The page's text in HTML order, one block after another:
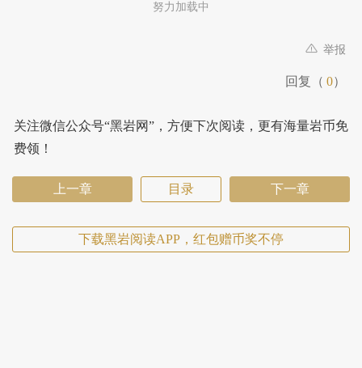
努力加载中
举报
回复（ 0）
关注微信公众号“黑岩网”，方便下次阅读，更有海量岩币免
费领！
上一章 目录 下一章
下载黑岩阅读APP，红包赠币奖不停